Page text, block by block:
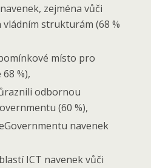
zejména vůči
strukturám (68 %
místo pro
%),
odbornou
(60 %),
navenek
ICT navenek vůči